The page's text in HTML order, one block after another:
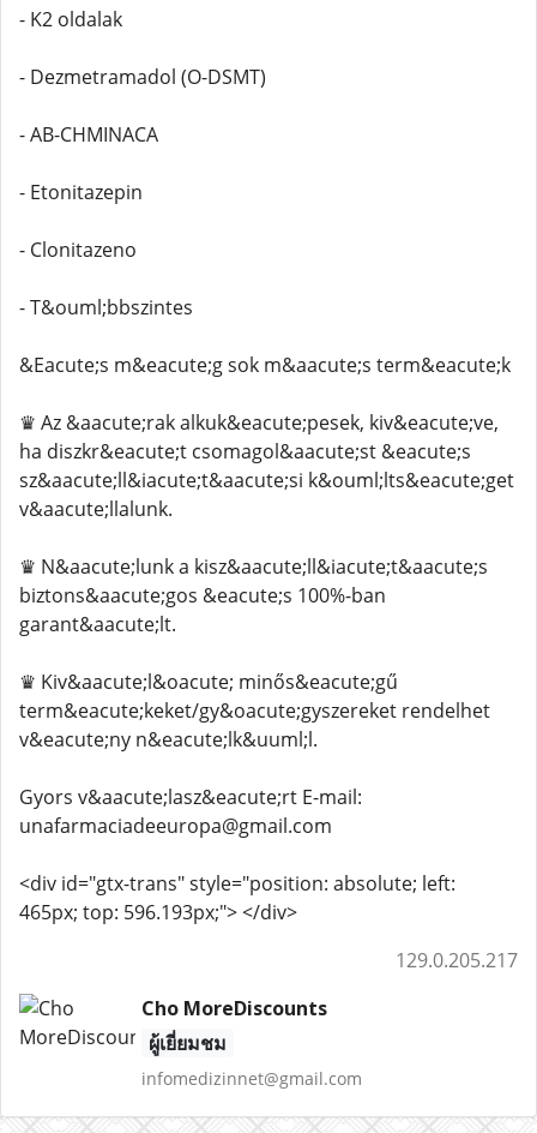
- K2 oldalak
- Dezmetramadol (O-DSMT)
- AB-CHMINACA
- Etonitazepin
- Clonitazeno
- T&ouml;bbszintes
&Eacute;s m&eacute;g sok m&aacute;s term&eacute;k
♛ Az &aacute;rak alkuk&eacute;pesek, kiv&eacute;ve,
ha diszkr&eacute;t csomagol&aacute;st &eacute;s
sz&aacute;ll&iacute;t&aacute;si k&ouml;lts&eacute;get
v&aacute;llalunk.
♛ N&aacute;lunk a kisz&aacute;ll&iacute;t&aacute;s
biztons&aacute;gos &eacute;s 100%-ban
garant&aacute;lt.
♛ Kiv&aacute;l&oacute; minős&eacute;gű
term&eacute;keket/gy&oacute;gyszereket rendelhet
v&eacute;ny n&eacute;lk&uuml;l.
Gyors v&aacute;lasz&eacute;rt E-mail:
unafarmaciadeeuropa@gmail.com
<div id="gtx-trans" style="position: absolute; left:
465px; top: 596.193px;"> </div>
129.0.205.217
Cho MoreDiscounts
ผู้เยี่ยมชม
infomedizinnet@gmail.com